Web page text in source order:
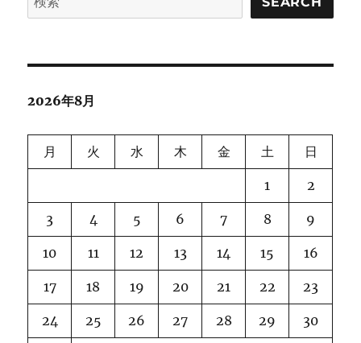
2026年8月
月 火 水 木 金 土 日
1 2
3 4 5 6 7 8 9
10 11 12 13 14 15 16
17 18 19 20 21 22 23
24 25 26 27 28 29 30